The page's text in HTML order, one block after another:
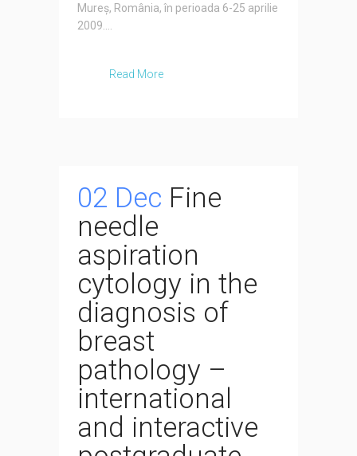
Mureș, România, în perioada 6-25 aprilie
2009....
Read More
02 Dec Fine
needle
aspiration
cytology in the
diagnosis of
breast
pathology –
international
and interactive